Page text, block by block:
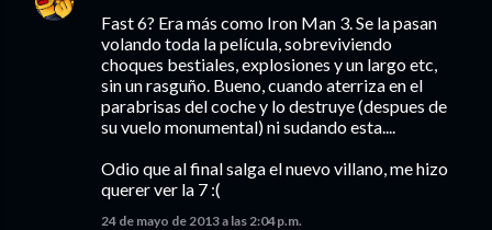
Fast 6? Era más como Iron Man 3. Se la pasan
volando toda la película, sobreviviendo
choques bestiales, explosiones y un largo etc,
sin un rasguño. Bueno, cuando aterriza en el
parabrisas del coche y lo destruye (despues de
su vuelo monumental) ni sudando esta....
Odio que al final salga el nuevo villano, me hizo
querer ver la 7 :(
24 de mayo de 2013 a las 2:04 p.m.